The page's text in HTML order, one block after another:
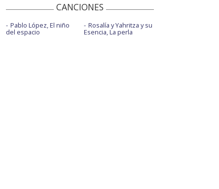
CANCIONES
Pablo López, El niño
del espacio
Rosalía y Yahritza y su
Esencia, La perla